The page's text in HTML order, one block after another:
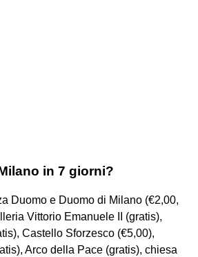
in 7 giorni?
Duomo e Duomo di Milano (€2,00,
Vittorio Emanuele II (gratis),
Castello Sforzesco (€5,00),
Arco della Pace (gratis), chiesa